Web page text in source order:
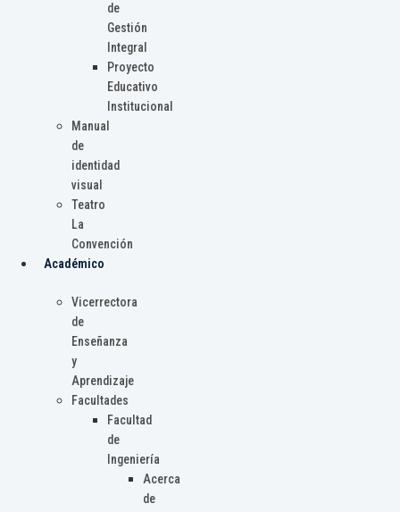
de
Gestión
Integral
Proyecto
Educativo
Institucional
Manual
de
identidad
visual
Teatro
La
Convención
Académico
Vicerrectora
de
Enseñanza
y
Aprendizaje
Facultades
Facultad
de
Ingeniería
Acerca
de